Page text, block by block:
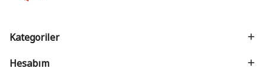
Kategoriler
Hesabım